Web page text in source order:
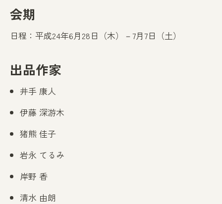
会期
日程：平成24年6月28日（木）－7月7日（土）
出品作家
井手 康人
伊藤 深游木
猪熊 佳子
岩永 てるみ
岸野 香
清水 由朗